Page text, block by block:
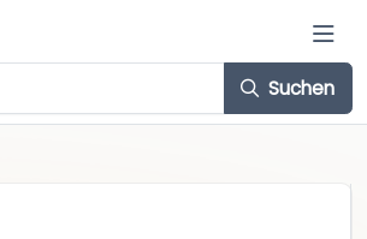
Suchen